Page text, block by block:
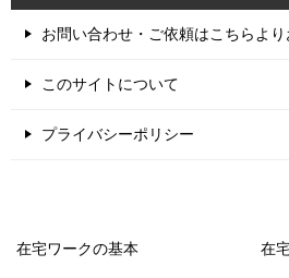
お問い合わせ・ご依頼はこちらより
このサイトについて
プライバシーポリシー
在宅ワークの基本 在